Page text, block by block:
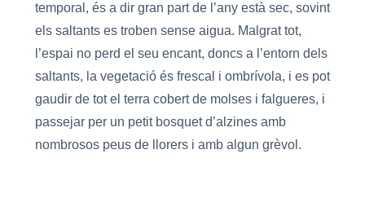
temporal, és a dir gran part de l’any està sec, sovint
els saltants es troben sense aigua. Malgrat tot,
l’espai no perd el seu encant, doncs a l’entorn dels
saltants, la vegetació és frescal i ombrívola, i es pot
gaudir de tot el terra cobert de molses i falgueres, i
passejar per un petit bosquet d’alzines amb
nombrosos peus de llorers i amb algun grèvol.